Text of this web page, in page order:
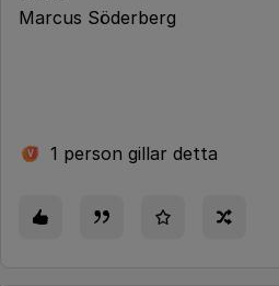
Marcus Söderberg
V 1 person gillar detta